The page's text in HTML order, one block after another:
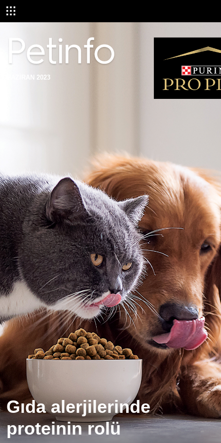
HAZİRAN 2023
Gıda alerjilerinde
proteinin rolü